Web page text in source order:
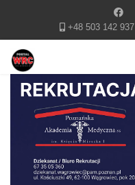
+48 503 142 937